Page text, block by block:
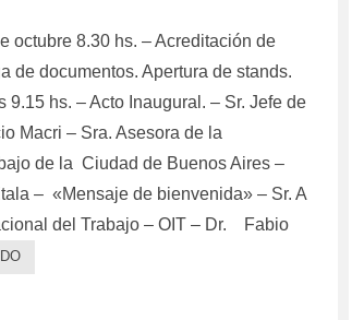
octubre 8.30 hs. – Acreditación de
de documentos. Apertura de stands.
9.15 hs. – Acto Inaugural. – Sr. Jefe de
Macri – Sra. Asesora de la
de la Ciudad de Buenos Aires –
– «Mensaje de bienvenida» – Sr. A
del Trabajo – OIT – Dr. Fabio